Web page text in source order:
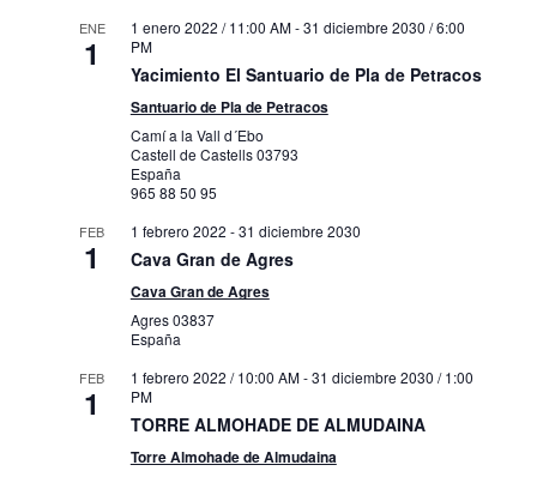
ENE
1
1 enero 2022 / 11:00 AM-31 diciembre 2030 / 6:00
PM
Yacimiento El Santuario de Pla de Petracos
Santuario de Pla de Petracos
Camí a la Vall d´Ebo
Castell de Castells03793
España
965 88 50 95
FEB
1
1 febrero 2022 -31 diciembre 2030
Cava Gran de Agres
Cava Gran de Agres
Agres03837
España
FEB
1
1 febrero 2022 / 10:00 AM-31 diciembre 2030 / 1:00
PM
TORRE ALMOHADE DE ALMUDAINA
Torre Almohade de Almudaina